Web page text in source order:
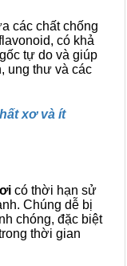
các chất chống
có khả
tự do và giúp
ung thư và các
xơ và ít
có thời hạn sử
Chúng dễ bị
chóng, đặc biệt
thời gian